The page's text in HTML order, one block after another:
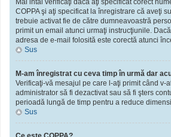
Mai intâi verificaţi dacă aţi specificat corect
COPPA şi aţi specificat la înregistrare că aveţi
trebuie activat fie de către dumneavoastră
primit un email atunci urmaţi instrucţiunile.
adresa de e-mail folosită este corectă atunci
Sus
M-am înregistrat cu ceva timp în urmă dar
Verificaţi-vă mesajul pe care l-aţi primit când
administrator să fi dezactivat sau să fi şters
perioadă lungă de timp pentru a reduce
Sus